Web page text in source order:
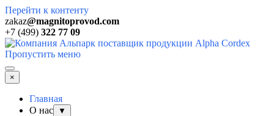
Перейти к контенту
zakaz@magnitoprovod.com
+7 (499) 322 77 09
Пропустить меню
×
Главная
О нас
▼